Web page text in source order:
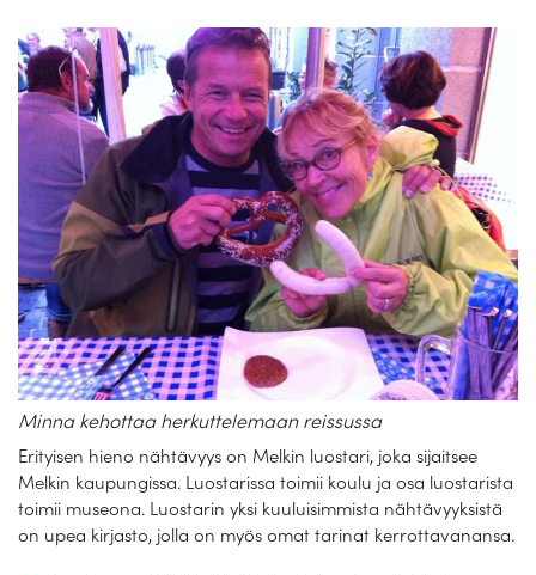
Minna kehottaa herkuttelemaan reissussa
Erityisen hieno nähtävyys on Melkin luostari, joka sijaitsee
Melkin kaupungissa. Luostarissa toimii koulu ja osa luostarista
toimii museona. Luostarin yksi kuuluisimmista nähtävyyksistä
on upea kirjasto, jolla on myös omat tarinat kerrottavanansa.